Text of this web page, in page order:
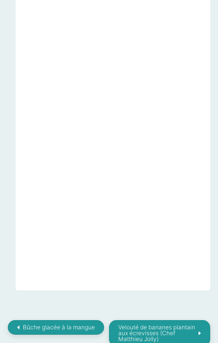
Bûche glacée à la mangue
Velouté de bananes plantain
aux écrevisses (Chef
Matthieu Jolly)